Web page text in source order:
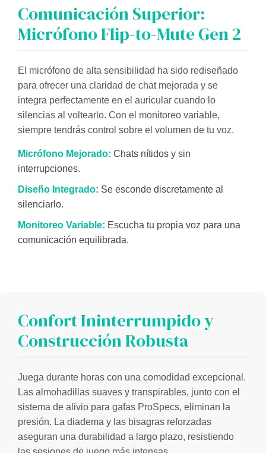
Comunicación Superior:
Micrófono Flip-to-Mute Gen 2
El micrófono de alta sensibilidad ha sido rediseñado
para ofrecer una claridad de chat mejorada y se
integra perfectamente en el auricular cuando lo
silencias al voltearlo. Con el monitoreo variable,
siempre tendrás control sobre el volumen de tu voz.
Micrófono Mejorado: Chats nítidos y sin
interrupciones.
Diseño Integrado: Se esconde discretamente al
silenciarlo.
Monitoreo Variable: Escucha tu propia voz para una
comunicación equilibrada.
Confort Ininterrumpido y
Construcción Robusta
Juega durante horas con una comodidad excepcional.
Las almohadillas suaves y transpirables, junto con el
sistema de alivio para gafas ProSpecs, eliminan la
presión. La diadema y las bisagras reforzadas
aseguran una durabilidad a largo plazo, resistiendo